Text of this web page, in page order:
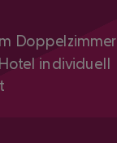
Doppelzimmer
individuell